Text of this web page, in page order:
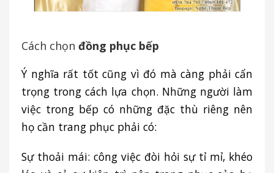
Cách chọn đồng phục bếp
Ý nghĩa rất tốt cũng vì đó mà càng phải cẩn
trọng trong cách lựa chọn. Những người làm
việc trong bếp có những đặc thù riêng nên
họ cần trang phục phải có:
Sự thoải mái: công việc đòi hỏi sự tỉ mỉ, khéo